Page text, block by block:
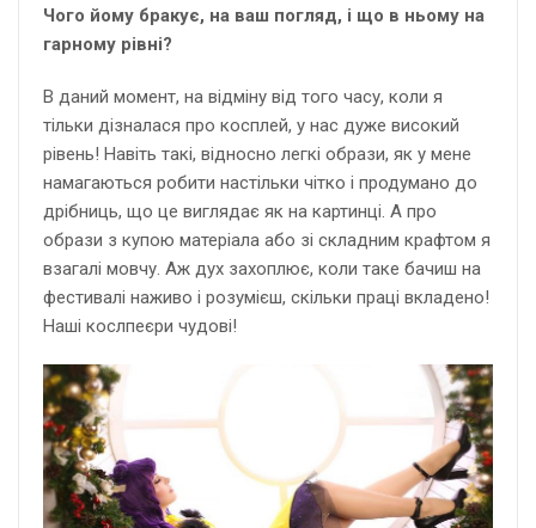
Чого йому бракує, на ваш погляд, і що в ньому на
гарному рівні?
В даний момент, на відміну від того часу, коли я
тільки дізналася про косплей, у нас дуже високий
рівень! Навіть такі, відносно легкі образи, як у мене
намагаються робити настільки чітко і продумано до
дрібниць, що це виглядає як на картинці. А про
образи з купою матеріала або зі складним крафтом я
взагалі мовчу. Аж дух захоплює, коли таке бачиш на
фестивалі наживо і розумієш, скільки праці вкладено!
Наші кослпеєри чудові!